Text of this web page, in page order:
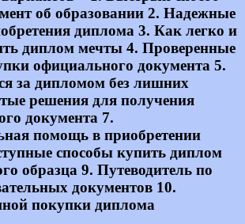
об образовании 2. Надежные
диплома 3. Как легко и
диплом мечты 4. Проверенные
официального документа 5.
за дипломом без лишних
решения для получения
документа 7.
помощь в приобретении
способы купить диплом
образца 9. Путеводитель по
документов 10.
покупки диплома